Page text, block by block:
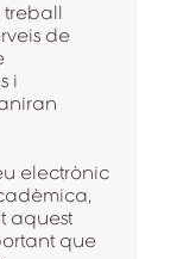
treball
de
i
electrònic
aquest
que